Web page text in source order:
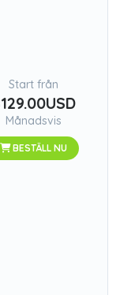
Start från
Månadsvis
BESTÄLL NU